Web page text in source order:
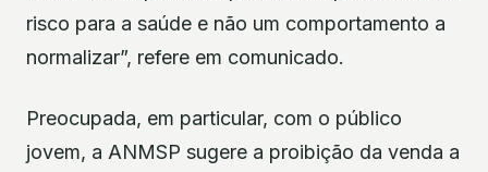
risco para a saúde e não um comportamento a
normalizar”, refere em comunicado.
Preocupada, em particular, com o público
jovem, a ANMSP sugere a proibição da venda a